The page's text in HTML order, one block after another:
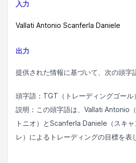
入力
Vallati Antonio Scanferla Daniele
出力
提供された情報に基づいて、次の頭字
頭字語：TGT（トレーディングゴール）
説明：この頭字語は、Vallati Antonio
トニオ）とScanferla Daniele（スキ
レ）によるトレーディングの目標を表